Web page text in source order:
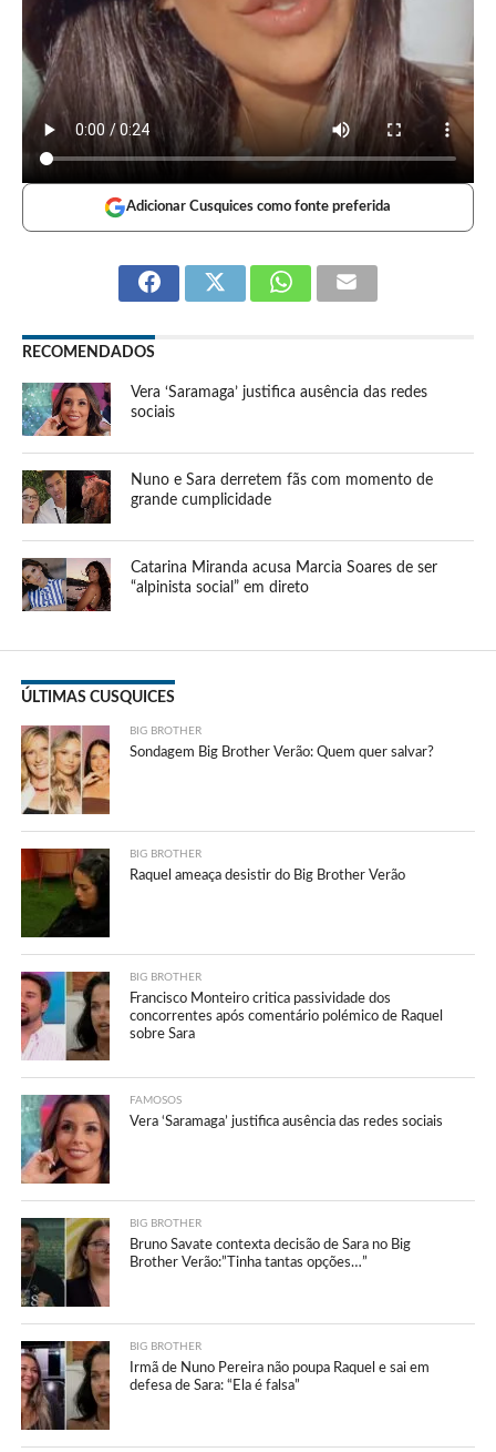
Adicionar Cusquices como fonte preferida
RECOMENDADOS
Vera ‘Saramaga’ justifica ausência das redes
sociais
Nuno e Sara derretem fãs com momento de
grande cumplicidade
Catarina Miranda acusa Marcia Soares de ser
“alpinista social” em direto
ÚLTIMAS CUSQUICES
BIG BROTHER
Sondagem Big Brother Verão: Quem quer salvar?
BIG BROTHER
Raquel ameaça desistir do Big Brother Verão
BIG BROTHER
Francisco Monteiro critica passividade dos
concorrentes após comentário polémico de Raquel
sobre Sara
FAMOSOS
Vera ‘Saramaga’ justifica ausência das redes sociais
BIG BROTHER
Bruno Savate contexta decisão de Sara no Big
Brother Verão:”Tinha tantas opções…”
BIG BROTHER
Irmã de Nuno Pereira não poupa Raquel e sai em
defesa de Sara: “Ela é falsa”